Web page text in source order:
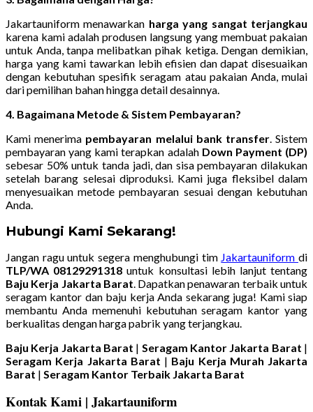
Jakartauniform menawarkan harga yang sangat terjangkau
karena kami adalah produsen langsung yang membuat pakaian
untuk Anda, tanpa melibatkan pihak ketiga. Dengan demikian,
harga yang kami tawarkan lebih efisien dan dapat disesuaikan
dengan kebutuhan spesifik seragam atau pakaian Anda, mulai
dari pemilihan bahan hingga detail desainnya.
4. Bagaimana Metode & Sistem Pembayaran?
Kami menerima pembayaran melalui bank transfer. Sistem
pembayaran yang kami terapkan adalah Down Payment (DP)
sebesar 50% untuk tanda jadi, dan sisa pembayaran dilakukan
setelah barang selesai diproduksi. Kami juga fleksibel dalam
menyesuaikan metode pembayaran sesuai dengan kebutuhan
Anda.
Hubungi Kami Sekarang!
Jangan ragu untuk segera menghubungi tim Jakartauniformdi
TLP/WA 08129291318 untuk konsultasi lebih lanjut tentang
Baju Kerja Jakarta Barat. Dapatkan penawaran terbaik untuk
seragam kantor dan baju kerja Anda sekarang juga! Kami siap
membantu Anda memenuhi kebutuhan seragam kantor yang
berkualitas dengan harga pabrik yang terjangkau.
Baju Kerja Jakarta Barat | Seragam Kantor Jakarta Barat |
Seragam Kerja Jakarta Barat | Baju Kerja Murah Jakarta
Barat | Seragam Kantor Terbaik Jakarta Barat
Kontak Kami | Jakartauniform